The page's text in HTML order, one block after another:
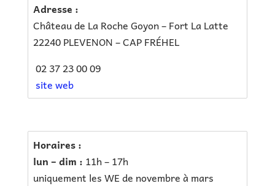
Adresse :
Château de La Roche Goyon – Fort La Latte
22240 PLEVENON – CAP FRÉHEL
02 37 23 00 09
site web
Horaires :
lun – dim : 11h – 17h
uniquement les WE de novembre à mars